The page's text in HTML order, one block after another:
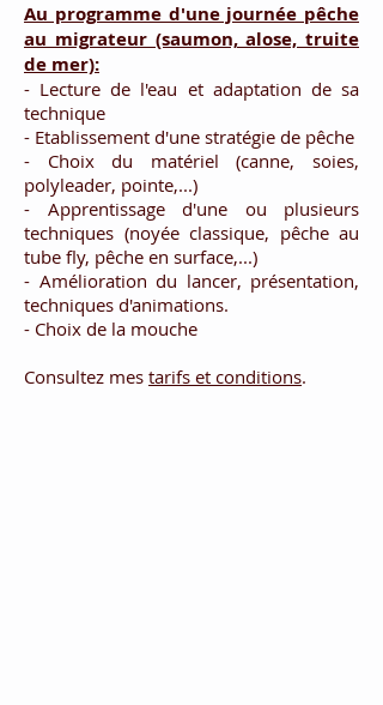
Au programme d'une journée pêche
au migrateur (saumon, alose, truite
de mer):
- Lecture de l'eau et adaptation de sa
technique
- Etablissement d'une stratégie de pêche
- Choix du matériel (canne, soies,
polyleader, pointe,...)
- Apprentissage d'une ou plusieurs
techniques (noyée classique, pêche au
tube fly, pêche en surface,...)
- Amélioration du lancer, présentation,
techniques d'animations.
- Choix de la mouche
Consultez mes tarifs et conditions.